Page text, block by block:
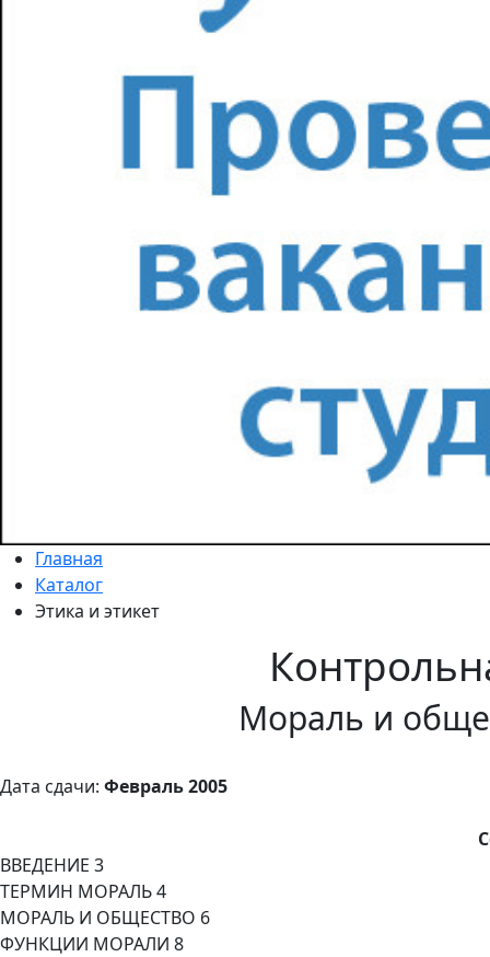
Главная
Каталог
Этика и этикет
Мораль и
Дата сдачи: Февраль 2005
ВВЕДЕНИЕ 3
ТЕРМИН МОРАЛЬ 4
МОРАЛЬ И ОБЩЕСТВО 6
ФУНКЦИИ МОРАЛИ 8